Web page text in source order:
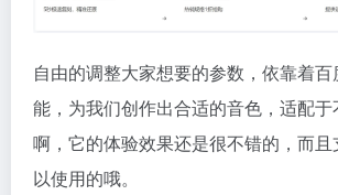
自由的调整大家想要的参数，依靠着
能，为我们创作出合适的音色，适配
啊，它的体验效果还是很不错的，而
以使用的哦。